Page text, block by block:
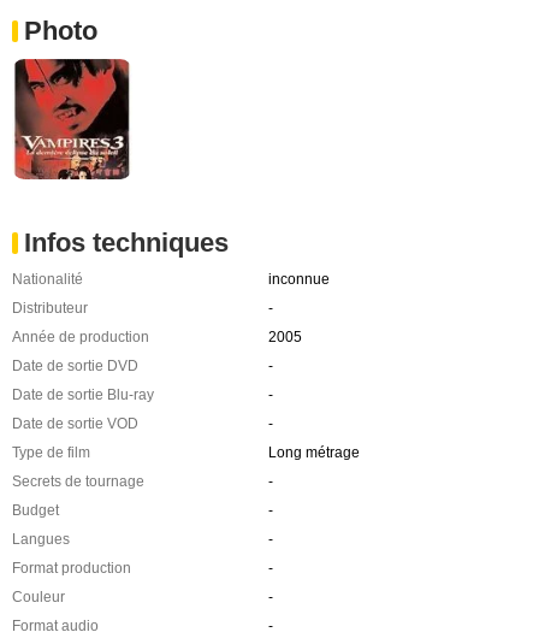
Photo
Infos techniques
Nationalité
inconnue
Distributeur
-
Année de production
2005
Date de sortie DVD
-
Date de sortie Blu-ray
-
Date de sortie VOD
-
Type de film
Long métrage
Secrets de tournage
-
Budget
-
Langues
-
Format production
-
Couleur
-
Format audio
-